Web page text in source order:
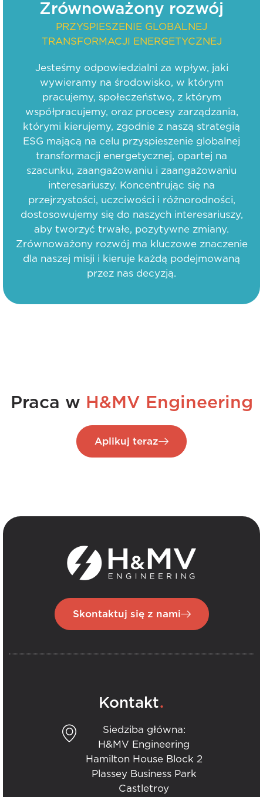
Zrównoważony rozwój
PRZYSPIESZENIE GLOBALNEJ
TRANSFORMACJI ENERGETYCZNEJ
Jesteśmy odpowiedzialni za wpływ, jaki
wywieramy na środowisko, w którym
pracujemy, społeczeństwo, z którym
współpracujemy, oraz procesy zarządzania,
którymi kierujemy, zgodnie z naszą strategią
ESG mającą na celu przyspieszenie globalnej
transformacji energetycznej, opartej na
szacunku, zaangażowaniu i zaangażowaniu
interesariuszy. Koncentrując się na
przejrzystości, uczciwości i różnorodności,
dostosowujemy się do naszych interesariuszy,
aby tworzyć trwałe, pozytywne zmiany.
Zrównoważony rozwój ma kluczowe znaczenie
dla naszej misji i kieruje każdą podejmowaną
przez nas decyzją.
Praca w H&MV Engineering
Aplikuj teraz
Skontaktuj się z nami
Kontakt.
Siedziba główna:
H&MV Engineering
Hamilton House Block 2
Plassey Business Park
Castletroy